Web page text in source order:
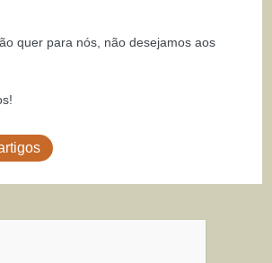
quer para nós, não desejamos aos